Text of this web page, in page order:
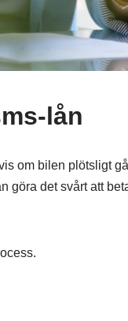
lån
om bilen plötsligt
göra det svårt att